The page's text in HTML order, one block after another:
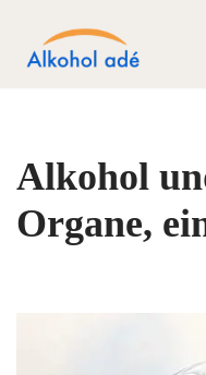
Zum
Alkohol
Organe,